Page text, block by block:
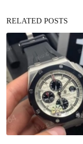
RELATED POSTS